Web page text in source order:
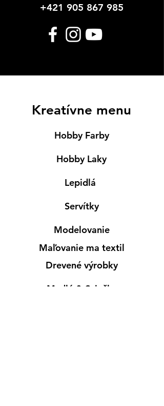
+421 905 867 985
Kreatívne menu
Hobby Farby
Hobby Laky
Lepidlá
Servítky
Modelovanie
Maľovanie ma textil
Drevené výrobky
Mydlá & Sviečky